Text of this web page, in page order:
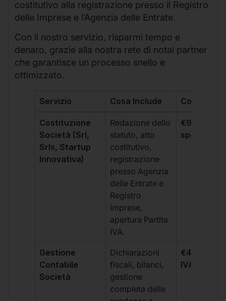
costitutivo alla registrazione presso il Registro
delle Imprese e l’Agenzia delle Entrate.
Con il nostro servizio, risparmi tempo e
denaro, grazie alla nostra rete di notai partner
che garantisce un processo snello e
ottimizzato.
Servizio Cosa Include Costo
Costituzione
Società (Srl,
Srls, Startup
Innovativa)
Redazione dello
statuto, atto
costitutivo,
registrazione
presso Agenzia
delle Entrate e
Registro
Imprese,
apertura Partita
IVA.
€99 + IVA
spese
Gestione
Contabile
Società
Dichiarazioni
fiscali, bilanci,
gestione
completa delle
€499 +
IVA/